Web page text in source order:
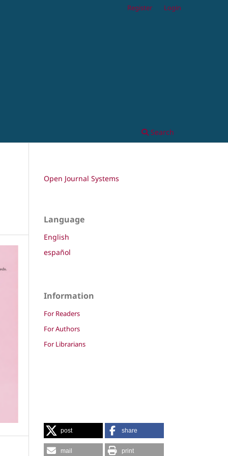
Search
Register Login
Open Journal Systems
Language
English
español
Information
For Readers
For Authors
For Librarians
post share
mail print